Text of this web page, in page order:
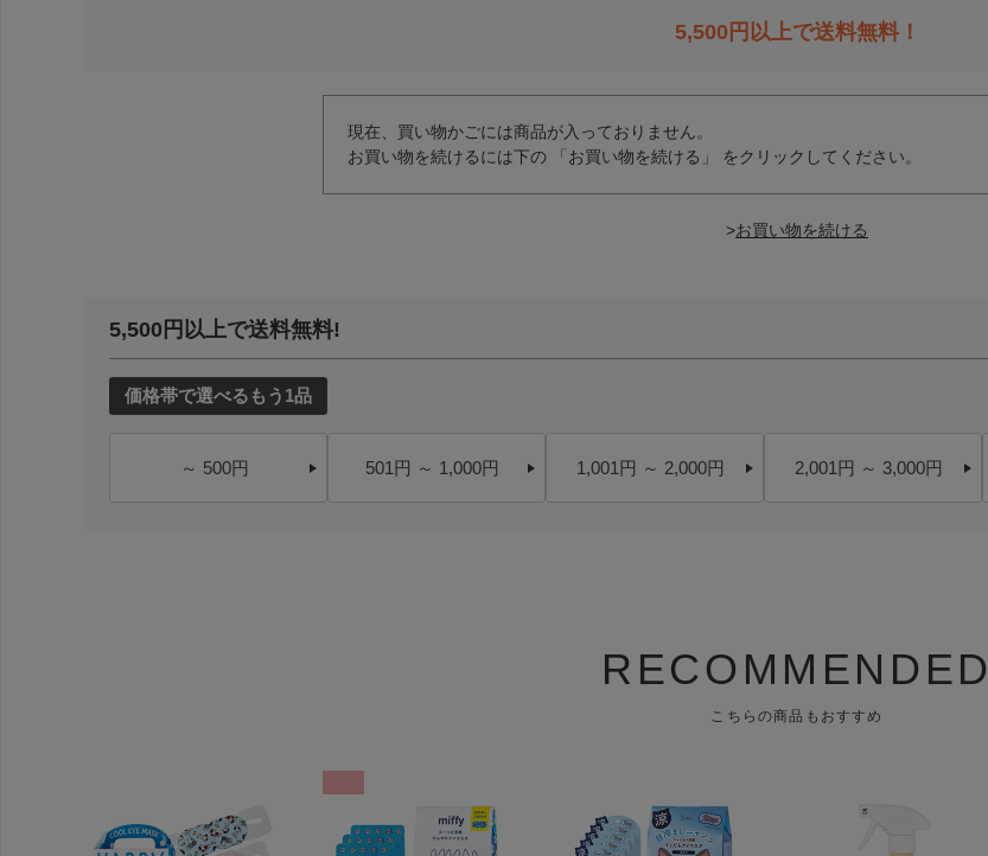
5,500 円以上で送料無料！
現在、買い物かごには商品が入っておりません。
お買い物を続けるには下の 「お買い物を続ける」 をクリックしてください。
>
5,500円以上で送料無料!
価格帯で選べるもう1品
～ 500円 501円 ～ 1,000円 1,001円 ～ 2,000円 2,001円 ～ 3,000円
RECOMMENDED
こちらの商品もおすすめ